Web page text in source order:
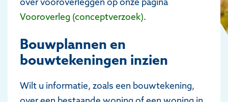
Vooroverleg (conceptverzoek).
Bouwplannen en
bouwtekeningen inzien
Wilt u informatie, zoals een bouwtekening,